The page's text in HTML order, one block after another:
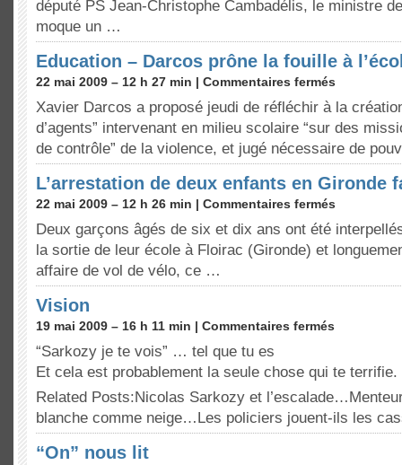
député PS Jean-Christophe Cambadélis, le ministre
moque un …
Education – Darcos prône la fouille à
22 mai 2009 – 12 h 27 min | Commentaires fermés
Xavier Darcos a proposé jeudi de réfléchir à la
d’agents” intervenant en milieu scolaire “sur des
de contrôle” de la violence, et jugé nécessaire de
L’arrestation de deux enfants en Gironde
22 mai 2009 – 12 h 26 min | Commentaires fermés
Deux garçons âgés de six et dix ans ont été
la sortie de leur école à Floirac (Gironde) et
affaire de vol de vélo, ce …
Vision
19 mai 2009 – 16 h 11 min | Commentaires fermés
“Sarkozy je te vois” … tel que tu es
Et cela est probablement la seule chose qui te terrifie.
Related Posts:Nicolas Sarkozy et
blanche comme neige…Les policiers jouent-ils les
“On” nous lit